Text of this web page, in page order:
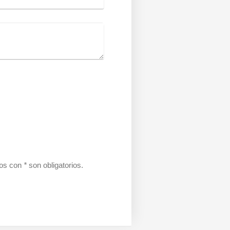
con * son obligatorios.